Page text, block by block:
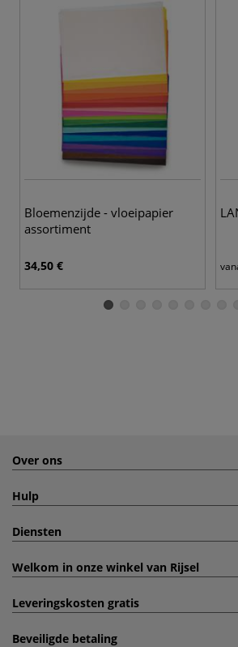
Bloemenzijde - vloeipapier
assortiment
34,50 €
Over ons
Hulp
Diensten
Welkom in onze winkel van Rijsel
Leveringskosten gratis
Beveiligde betaling